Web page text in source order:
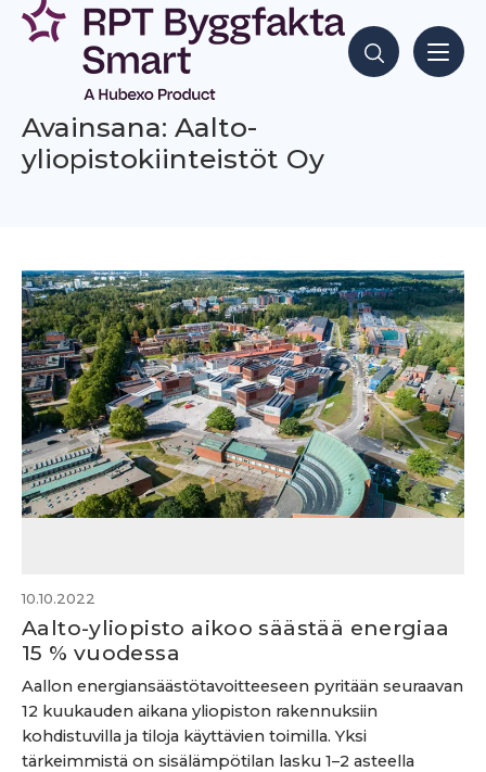
Siirry
sisältöön
Hae sisältöjä
Avainsana: Aalto-
yliopistokiinteistöt Oy
10.10.2022
Aalto-yliopisto aikoo säästää energiaa
15 % vuodessa
Aallon energiansäästötavoitteeseen pyritään seuraavan
12 kuukauden aikana yliopiston rakennuksiin
kohdistuvilla ja tiloja käyttävien toimilla. Yksi
tärkeimmistä on sisälämpötilan lasku 1–2 asteella